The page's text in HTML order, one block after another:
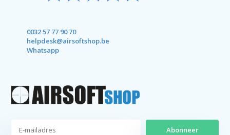
0032 57 77 90 70
helpdesk@airsoftshop.be
Whatsapp
Abonneer